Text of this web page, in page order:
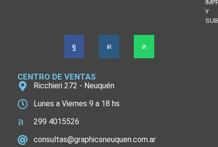
Y
CENTRO DE VENTAS
Ricchieri 272 - Neuquén
Lunes a Viernes 9 a 18 hs
299 4015526
consultas@graphicsneuquen.com.ar